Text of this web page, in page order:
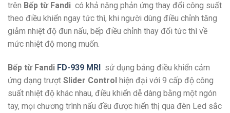
trên Bếp từ Fandi có khả năng phản ứng thay đổi công suất
theo điều khiển ngay tức thì, khi người dùng điều chỉnh tăng
giảm nhiệt độ đun nấu, bếp điều chỉnh thay đổi tức thì về
mức nhiệt độ mong muốn.
Bếp từ Fandi FD-939 MRI sử dụng bảng điều khiển cảm
ứng dạng trượt Slider Control hiện đại với 9 cấp độ công
suất nhiệt độ khác nhau, điều khiển dễ dàng bằng một ngón
tay, mọi chương trình nấu đều được hiển thị qua đèn Led sắc